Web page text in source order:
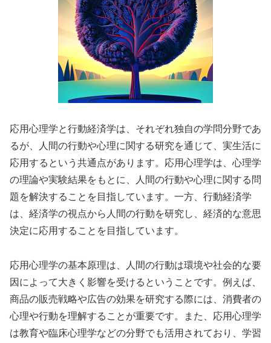
応用心理学と行動経済学は、それぞれ独自の学問分野であ
るが、人間の行動や心理に関する研究を通じて、実生活に
応用するという共通点があります。応用心理学は、心理学
の理論や実験結果をもとに、人間の行動や心理に関する問
題を解決することを目指しています。一方、行動経済学
は、経済学の視点から人間の行動を研究し、経済的な意思
決定に応用することを目指しています。
応用心理学の基本原理は、人間の行動は環境や社会的な要
因によって大きく影響を受けるということです。例えば、
商品の販売戦略や広告の効果を研究する際には、消費者の
心理や行動を理解することが重要です。また、応用心理学
は教育や臨床心理学などの分野でも活用されており、学習